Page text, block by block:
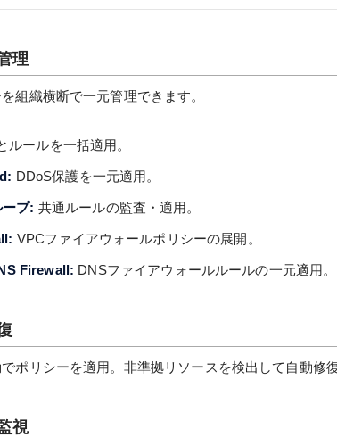
理
組織横断で一元管理できます。
ルールを一括適用。
DDoS保護を一元適用。
プ: 共通ルールの監査・適用。
VPCファイアウォールポリシーの展開。
Firewall: DNSファイアウォールルールの一元適用。
ポリシーを適用。非準拠リソースを検出して自動修
視